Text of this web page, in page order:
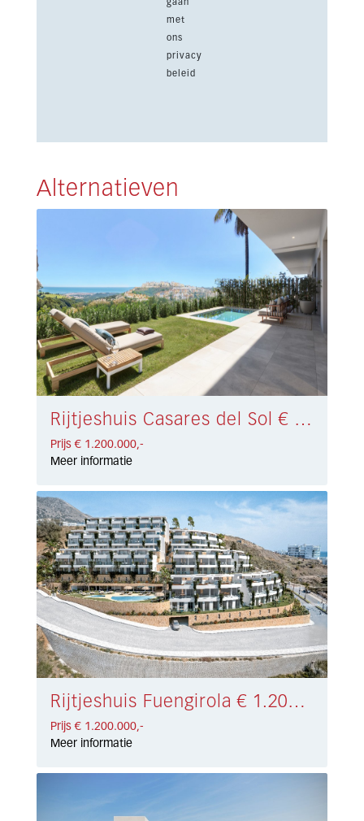
met
ons
privacy
beleid
Alternatieven
Rijtjeshuis Casares del Sol € 1.200.000,-
Prijs € 1.200.000,-
Meer informatie
Rijtjeshuis Fuengirola € 1.200.000,-
Prijs € 1.200.000,-
Meer informatie